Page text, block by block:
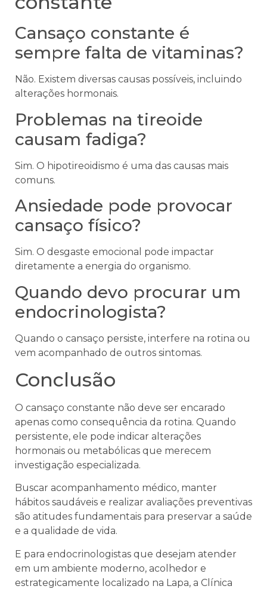
Cansaço constante é
sempre falta de vitaminas?
Não. Existem diversas causas possíveis, incluindo
alterações hormonais.
Problemas na tireoide
causam fadiga?
Sim. O hipotireoidismo é uma das causas mais
comuns.
Ansiedade pode provocar
cansaço físico?
Sim. O desgaste emocional pode impactar
diretamente a energia do organismo.
Quando devo procurar um
endocrinologista?
Quando o cansaço persiste, interfere na rotina ou
vem acompanhado de outros sintomas.
Conclusão
O cansaço constante não deve ser encarado
apenas como consequência da rotina. Quando
persistente, ele pode indicar alterações
hormonais ou metabólicas que merecem
investigação especializada.
Buscar acompanhamento médico, manter
hábitos saudáveis e realizar avaliações preventivas
são atitudes fundamentais para preservar a saúde
e a qualidade de vida.
E para endocrinologistas que desejam atender
em um ambiente moderno, acolhedor e
estrategicamente localizado na Lapa, a Clínica